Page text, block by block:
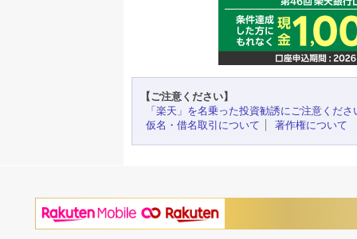
【ご注意ください】
「楽天」を名乗った投資勧誘にご注意くださ
仮名・借名取引について
著作権について